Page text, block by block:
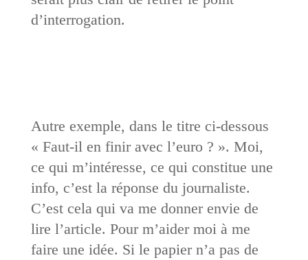
d’interrogation.
Autre exemple, dans le titre ci-dessous
« Faut-il en finir avec l’euro ? ». Moi,
ce qui m’intéresse, ce qui constitue une
info, c’est la réponse du journaliste.
C’est cela qui va me donner envie de
lire l’article. Pour m’aider moi à me
faire une idée. Si le papier n’a pas de